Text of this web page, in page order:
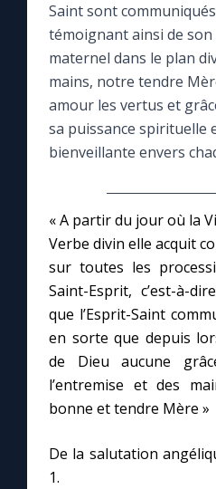
Questions-réponses
Prier au quotidien
Avec Thérèse de Lisieux
Les premiers samedis du
Marie qui défait les nœuds
Me consacrer à Jésus par
Mes intentions de prière
Une Minute avec Marie
Saint sont
témoignant ainsi de
maternel dans le plan
mains, notre tendre
amour les vertus et
sa puissance spirituelle
bienveillante envers
« A partir du jour où la
Verbe divin elle acquit
sur toutes les
Saint-Esprit, c’est-à-
que l’Esprit-Saint
en sorte que depuis
de Dieu aucune
l’entremise et des
bonne et tendre Mère »
De la salutation
1.